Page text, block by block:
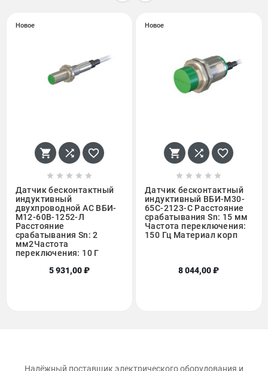
Новое
  
    
Датчик бесконтактный
индуктивный
двухпроводной АC ВБИ-
М12-60В-1252-Л
Расстояние
срабатывания Sn: 2
мм2Частота
переключения: 10 Г
5 931,00 ₽
Новое
  
    
Датчик бесконтактный
индуктивный ВБИ-М30-
65С-2123-С Расстояние
срабатывания Sn: 15 мм
Частота переключения:
150 Гц Материал корп
8 044,00 ₽
Надёжный поставщик электрического оборудования и